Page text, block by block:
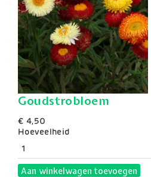
Goudstrobloem
€ 4,50
Hoeveelheid
Aan winkelwagen toevoegen